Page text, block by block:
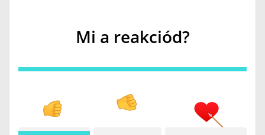
Mi a reakciód?